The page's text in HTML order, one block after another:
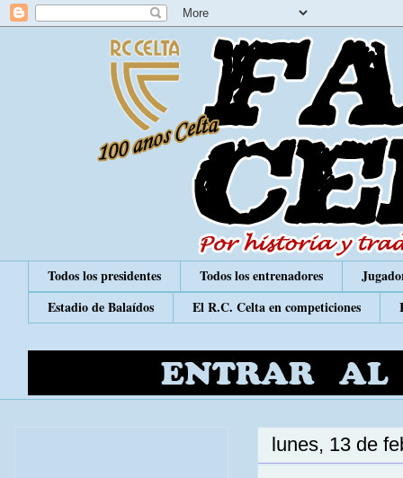
Todos los presidentes Todos los entrenadores
Estadio de Balaídos
El R.C. Celta en competiciones
lunes, 13 de